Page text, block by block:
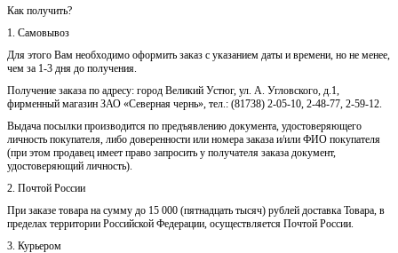
Как получить?
1. Самовывоз
Для этого Вам необходимо оформить заказ с указанием даты и времени, но не менее,
чем за 1-3 дня до получения.
Получение заказа по адресу: город Великий Устюг, ул. А. Угловского, д.1,
фирменный магазин ЗАО «Северная чернь», тел.: (81738) 2-05-10, 2-48-77, 2-59-12.
Выдача посылки производится по предъявлению документа, удостоверяющего
личность покупателя, либо доверенности или номера заказа и/или ФИО покупателя
(при этом продавец имеет право запросить у получателя заказа документ,
удостоверяющий личность).
2. Почтой России
При заказе товара на сумму до 15 000 (пятнадцать тысяч) рублей доставка Товара, в
пределах территории Российской Федерации, осуществляется Почтой России.
3. Курьером